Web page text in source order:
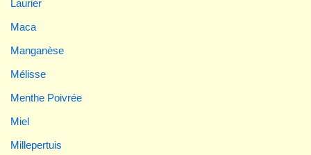
Laurier
Maca
Manganèse
Mélisse
Menthe Poivrée
Miel
Millepertuis